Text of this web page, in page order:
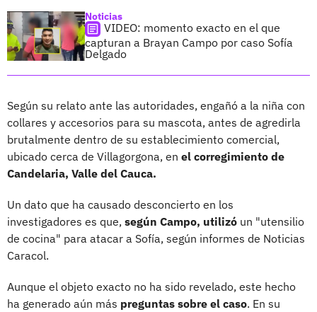
Noticias
VIDEO: momento exacto en el que
capturan a Brayan Campo por caso Sofía
Delgado
Según su relato ante las autoridades, engañó a la niña con
collares y accesorios para su mascota, antes de agredirla
brutalmente dentro de su establecimiento comercial,
ubicado cerca de Villagorgona, en el corregimiento de
Candelaria, Valle del Cauca.
Un dato que ha causado desconcierto en los
investigadores es que, según Campo, utilizó un "utensilio
de cocina" para atacar a Sofía, según informes de Noticias
Caracol.
Aunque el objeto exacto no ha sido revelado, este hecho
ha generado aún más preguntas sobre el caso. En su